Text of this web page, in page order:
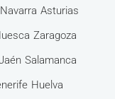
Navarra Asturias
Zaragoza
Salamanca
Huelva